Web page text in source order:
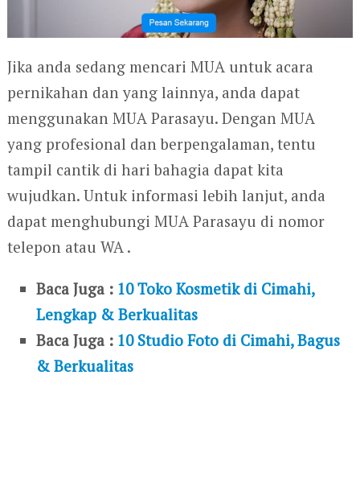
Jika anda sedang mencari MUA untuk acara
pernikahan dan yang lainnya, anda dapat
menggunakan MUA Parasayu. Dengan MUA
yang profesional dan berpengalaman, tentu
tampil cantik di hari bahagia dapat kita
wujudkan. Untuk informasi lebih lanjut, anda
dapat menghubungi MUA Parasayu di nomor
telepon atau WA .
Baca Juga : 10 Toko Kosmetik di Cimahi,
Lengkap & Berkualitas
Baca Juga : 10 Studio Foto di Cimahi, Bagus
& Berkualitas